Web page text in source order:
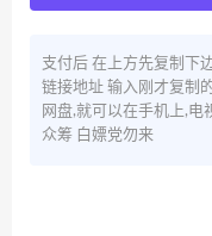
支付后 在上方先复制下
链接地址 输入刚才复制
网盘,就可以在手机上,电
众筹 白嫖党勿来